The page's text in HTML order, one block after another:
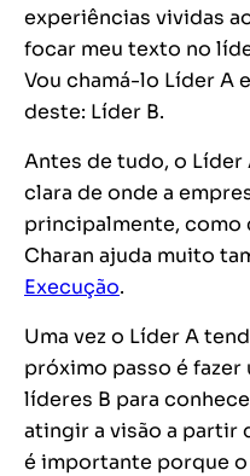
experiências vividas
focar meu texto no
Vou chamá-lo Líder A
deste: Líder B.
Antes de tudo, o Líder
clara de onde a
principalmente, como
Charan ajuda muito
Execução.
Uma vez o Líder A
próximo passo é fazer
líderes B para
atingir a visão a partir
é importante porque